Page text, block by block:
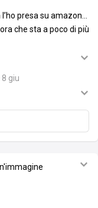
presa su amazon…
che sta a poco di più
8 giu